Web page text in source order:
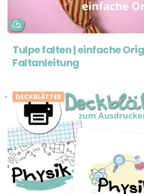
Tulpe falten | einfache
Faltanleitung
DECKBLÄTTER